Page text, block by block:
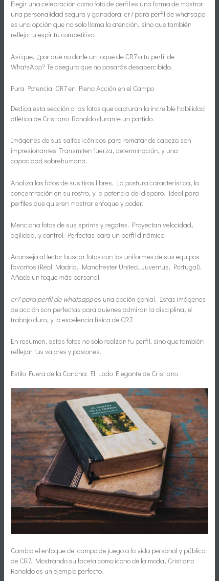
Elegir una celebración como foto de perfil es una forma de mostrar
una personalidad segura y ganadora. cr7 para perfil de whatsapp
es una opción que no solo llama la atención, sino que también
refleja tu espíritu competitivo.
Así que, ¿por qué no darle un toque de CR7 a tu perfil de
WhatsApp? Te aseguro que no pasarás desapercibido.
Pura Potencia: CR7 en Plena Acción en el Campo
Dedica esta sección a las fotos que capturan la increíble habilidad
atlética de Cristiano Ronaldo durante un partido.
Imágenes de sus saltos icónicos para rematar de cabeza son
impresionantes. Transmiten fuerza, determinación, y una
capacidad sobrehumana.
Analiza las fotos de sus tiros libres. La postura característica, la
concentración en su rostro, y la potencia del disparo. Ideal para
perfiles que quieren mostrar enfoque y poder.
Menciona fotos de sus sprints y regates. Proyectan velocidad,
agilidad, y control. Perfectas para un perfil dinámico.
Aconseja al lector buscar fotos con los uniformes de sus equipos
favoritos (Real Madrid, Manchester United, Juventus, Portugal).
Añade un toque más personal.
cr7 para perfil de whatsappes una opción genial. Estas imágenes
de acción son perfectas para quienes admiran la disciplina, el
trabajo duro, y la excelencia física de CR7.
En resumen, estas fotos no solo realzan tu perfil, sino que también
reflejan tus valores y pasiones.
Estilo Fuera de la Cancha: El Lado Elegante de Cristiano
Cambia el enfoque del campo de juego a la vida personal y pública
de CR7. Mostrando su faceta como icono de la moda, Cristiano
Ronaldo es un ejemplo perfecto.